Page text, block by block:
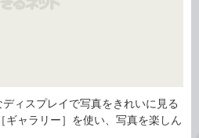
ィスプレイで写真をきれいに見る
ギャラリー］を使い、写真を楽しん